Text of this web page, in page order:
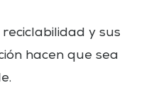
y sus
hacen que sea